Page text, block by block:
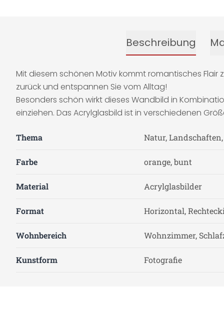
Beschreibung
Mit diesem schönen Motiv kommt romantisches Flair
zurück und entspannen Sie vom Alltag!
Besonders schön wirkt dieses Wandbild in
einziehen. Das Acrylglasbild ist in verschiedenen
Thema Natur,
Farbe orange, bunt
Material Acrylglasbilder
Format Horizontal,
Wohnbereich Wohnzimmer,
Kunstform Fotografie